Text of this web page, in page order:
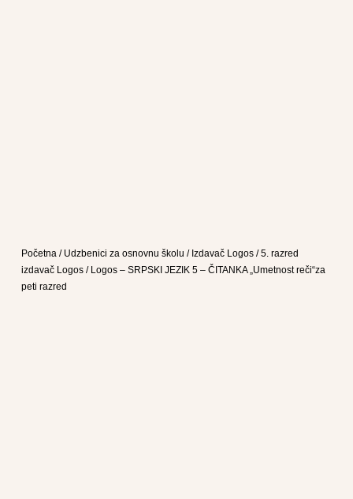
Početna/ Udzbenici za osnovnu školu / Izdavač Logos/5. razred
izdavač Logos/ Logos – SRPSKI JEZIK 5 – ČITANKA „Umetnost reči“za
peti razred